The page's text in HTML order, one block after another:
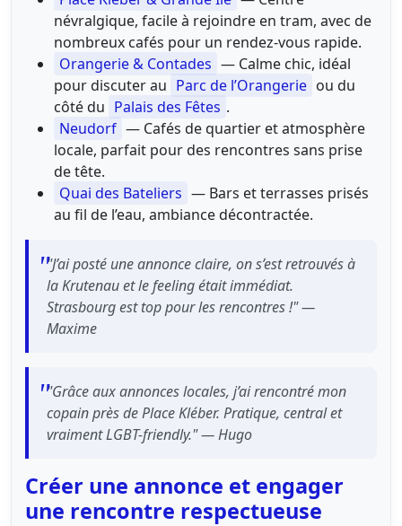
névralgique, facile à rejoindre en tram, avec de
nombreux cafés pour un rendez-vous rapide.
Orangerie & Contades — Calme chic, idéal
pour discuter au Parc de l’Orangerie ou du
côté du Palais des Fêtes .
Neudorf — Cafés de quartier et atmosphère
locale, parfait pour des rencontres sans prise
de tête.
Quai des Bateliers — Bars et terrasses prisés
au fil de l’eau, ambiance décontractée.
"J’ai posté une annonce claire, on s’est retrouvés à
la Krutenau et le feeling était immédiat.
Strasbourg est top pour les rencontres !" —
Maxime
"Grâce aux annonces locales, j’ai rencontré mon
copain près de Place Kléber. Pratique, central et
vraiment LGBT-friendly." — Hugo
Créer une annonce et engager
une rencontre respectueuse